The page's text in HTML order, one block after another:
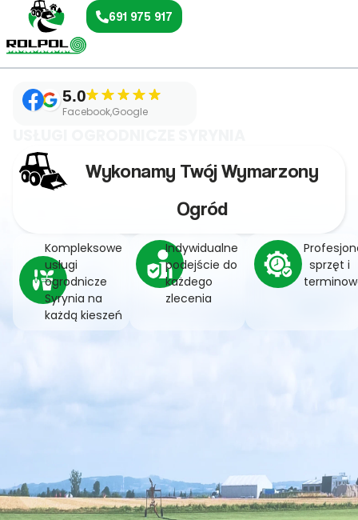
691 975 917
5.0
Facebook,Google
Wykonamy Twój Wymarzony
Ogród
Kompleksowe
usługi
ogrodnicze
Syrynia na
każdą kieszeń
Indywidualne
podejście do
każdego
zlecenia
sprzęt i